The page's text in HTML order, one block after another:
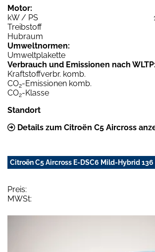
Motor:
kW / PS
Treibstoff
Hubraum
Umweltnormen:
Umweltplakette
Verbrauch und Emissionen nach WLTP:
Kraftstoffverbr. komb.
CO2-Emissionen komb.
CO2-Klasse
Standort
Details zum Citroën C5 Aircross
Citroën C5 Aircross E-DSC6 Mild-Hybrid
Preis:
MWSt: